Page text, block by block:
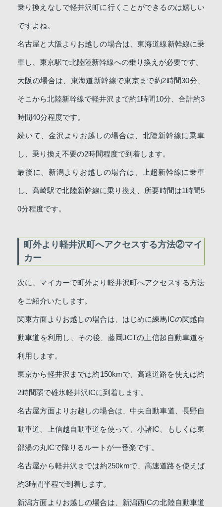
乗り換えなしで軽井沢町に行くことができるのは嬉しい
ですよね。
名古屋と大阪よりお越しの場合は、東海道線新幹線に乗
車し、東京駅で北陸陸新幹線への乗り換えが必要です。
大阪の場合は、東海道新幹線で東京まで約2時間30分、
そこから北陸新幹線で軽井沢まで約1時間10分、合計約3
時間40分程度です。
続いて、金沢よりお越しの場合は、北陸新幹線に乗車
し、乗り換え不要の2時間程度で到着します。
最後に、新潟よりお越しの場合は、上超新幹線に乗車
し、高崎駅で北陸新幹線に乗り換え、所要時間は1時間5
0分程度です。
町外より軽井沢町へアクセスする方法②マイ
カー
次に、マイカーで町外より軽井沢町へアクセスする方法
をご紹介いたします。
関東方面よりお越しの場合は、はじめに練馬ICの関越自
動車道を利用し、その後、藤岡JCTの上信超自動車道を
利用します。
東京から軽井沢までは約150kmで、高速道路を使えば約
2時間弱で碓氷軽井沢ICに到着します。
名古屋方面よりお越しの場合は、中央自動車道、長野自
動車道、上信越自動車道を使って、小諸IC、もしくは東
部湯の丸ICで降りるルートが一番楽です。
名古屋から軽井沢までは約250kmで、高速道路を使えば
約3時間半程で到着します。
新潟方面よりお越しの場合は、新潟西ICの北陸自動車道